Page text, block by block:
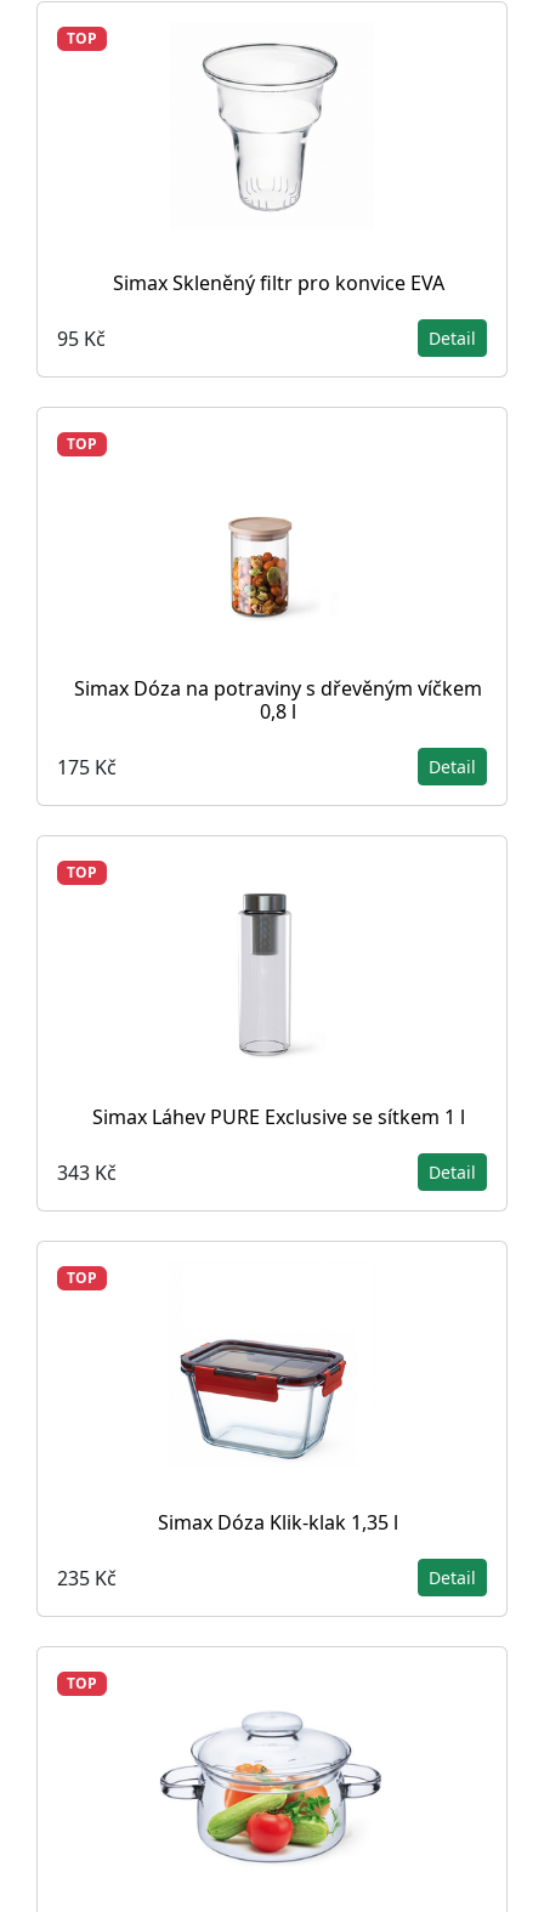
TOP
Simax Skleněný filtr pro konvice EVA
95 Kč Detail
TOP
Simax Dóza na potraviny s dřevěným víčkem
0,8 l
175 Kč Detail
TOP
Simax Láhev PURE Exclusive se sítkem 1 l
343 Kč Detail
TOP
Simax Dóza Klik-klak 1,35 l
235 Kč Detail
TOP